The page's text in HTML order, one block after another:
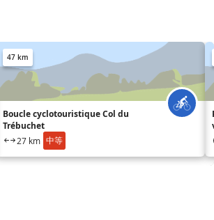
47 km
Boucle cyclotouristique Col du
Trébuchet
27 km 中等